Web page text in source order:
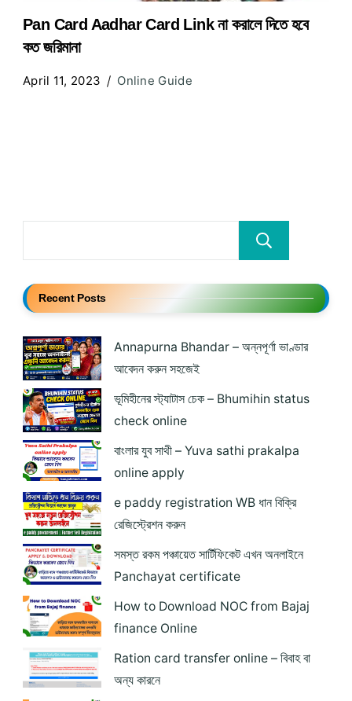
Pan Card Aadhar Card Link না করালে দিতে হবে
কত জরিমানা
April 11, 2023 Online Guide
Recent Posts
Annapurna Bhandar – অন্নপূর্ণা ভাণ্ডার
আবেদন করুন সহজেই
ভূমিহীনের স্ট্যাটাস চেক – Bhumihin status
check online
বাংলার যুব সাথী – Yuva sathi prakalpa
online apply
e paddy registration WB ধান বিক্রি
রেজিস্ট্রেশন করুন
সমস্ত রকম পঞ্চায়েত সার্টিফিকেট এখন অনলাইনে
Panchayat certificate
How to Download NOC from Bajaj
finance Online
Ration card transfer online – বিবাহ বা
অন্য কারনে